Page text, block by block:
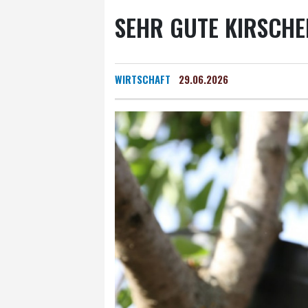
SEHR GUTE
WIRTSCHAFT 29.06.2026